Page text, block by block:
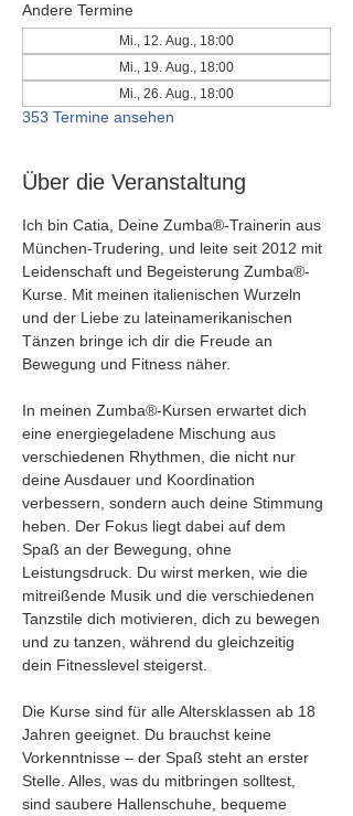
Andere Termine
Mi., 12. Aug., 18:00
Mi., 19. Aug., 18:00
Mi., 26. Aug., 18:00
353 Termine ansehen
Über die Veranstaltung
Ich bin Catia, Deine Zumba®-Trainerin aus
München-Trudering, und leite seit 2012 mit
Leidenschaft und Begeisterung Zumba®-
Kurse. Mit meinen italienischen Wurzeln
und der Liebe zu lateinamerikanischen
Tänzen bringe ich dir die Freude an
Bewegung und Fitness näher.
In meinen Zumba®-Kursen erwartet dich
eine energiegeladene Mischung aus
verschiedenen Rhythmen, die nicht nur
deine Ausdauer und Koordination
verbessern, sondern auch deine Stimmung
heben. Der Fokus liegt dabei auf dem
Spaß an der Bewegung, ohne
Leistungsdruck. Du wirst merken, wie die
mitreißende Musik und die verschiedenen
Tanzstile dich motivieren, dich zu bewegen
und zu tanzen, während du gleichzeitig
dein Fitnesslevel steigerst.
Die Kurse sind für alle Altersklassen ab 18
Jahren geeignet. Du brauchst keine
Vorkenntnisse – der Spaß steht an erster
Stelle. Alles, was du mitbringen solltest,
sind saubere Hallenschuhe, bequeme